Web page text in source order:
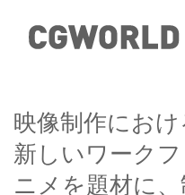
映像制作にお
新しいワーク
ニメを題材に